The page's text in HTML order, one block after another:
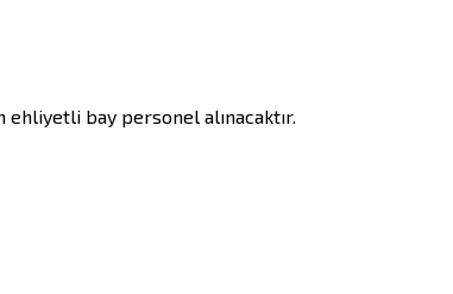
ehliyetli bay personel alınacaktır.